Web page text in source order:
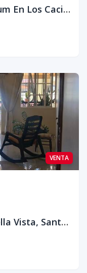
Alquiler Apto Clásico Premium En Los Cacicazgos
VENTA
Apartamento en Venta – Bella Vista, Santo Domingo